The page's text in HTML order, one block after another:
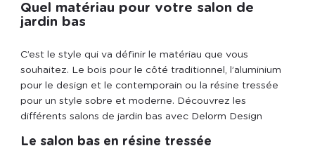
Quel matériau pour votre salon de
jardin bas
C’est le style qui va définir le matériau que vous
souhaitez. Le bois pour le côté traditionnel, l’aluminium
pour le design et le contemporain ou la résine tressée
pour un style sobre et moderne. Découvrez les
différents salons de jardin bas avec Delorm Design
Le salon bas en résine tressée